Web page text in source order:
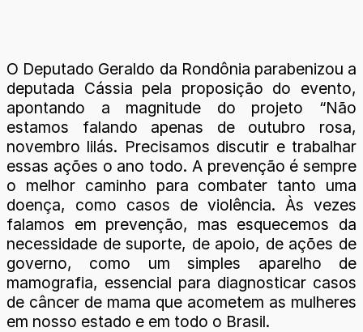
O Deputado Geraldo da Rondônia parabenizou a
deputada Cássia pela proposição do evento,
apontando a magnitude do projeto “Não
estamos falando apenas de outubro rosa,
novembro lilás. Precisamos discutir e trabalhar
essas ações o ano todo. A prevenção é sempre
o melhor caminho para combater tanto uma
doença, como casos de violência. Às vezes
falamos em prevenção, mas esquecemos da
necessidade de suporte, de apoio, de ações de
governo, como um simples aparelho de
mamografia, essencial para diagnosticar casos
de câncer de mama que acometem as mulheres
em nosso estado e em todo o Brasil.